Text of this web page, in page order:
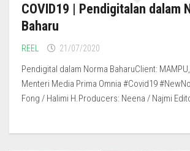
COVID19 | Pendigitalan dalam
Baharu
REEL 21/07/2020
Pendigital dalam Norma BaharuClient:
Menteri Media Prima Omnia #Covid19
Fong / Halimi H.Producers: Neena / Najmi